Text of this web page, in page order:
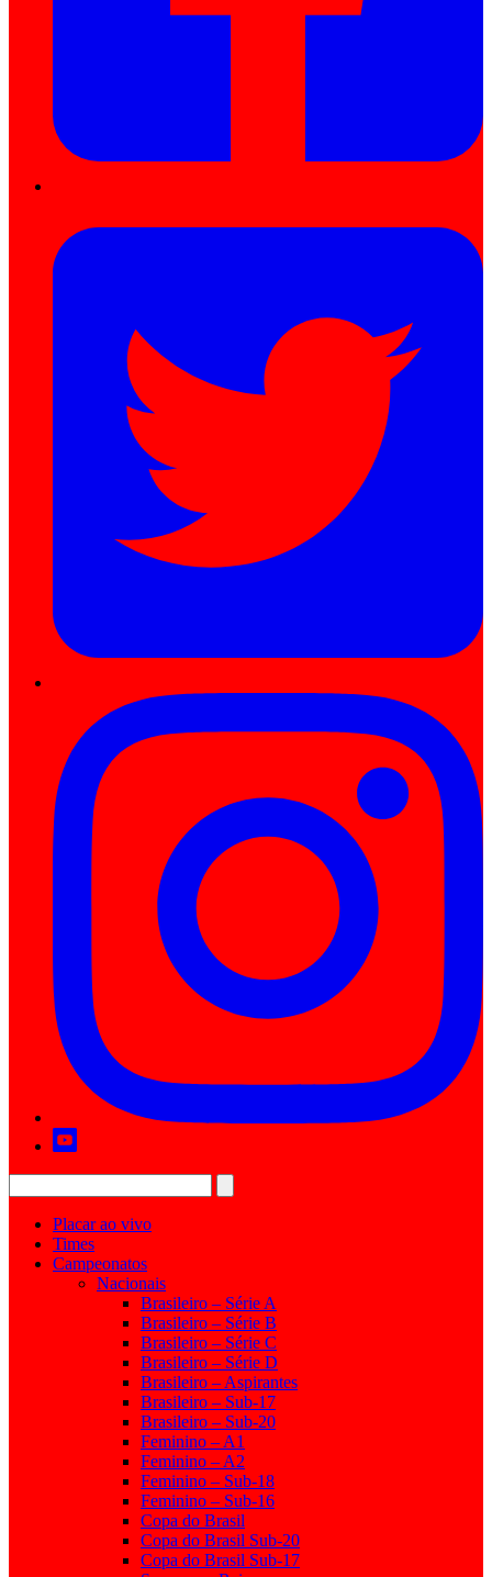
Placar ao vivo
Times
Campeonatos
Nacionais
Brasileiro – Série A
Brasileiro – Série B
Brasileiro – Série C
Brasileiro – Série D
Brasileiro – Aspirantes
Brasileiro – Sub-17
Brasileiro – Sub-20
Feminino – A1
Feminino – A2
Feminino – Sub-18
Feminino – Sub-16
Copa do Brasil
Copa do Brasil Sub-20
Copa do Brasil Sub-17